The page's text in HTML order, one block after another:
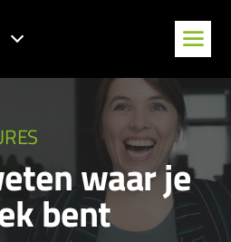
waar je
bent